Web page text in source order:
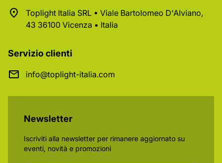
Toplight Italia SRL • Viale Bartolomeo D'Alviano,
43 36100 Vicenza • Italia
Servizio clienti
info@toplight-italia.com
Newsletter
Iscriviti alla newsletter per rimanere aggiornato su
eventi, novità e promozioni